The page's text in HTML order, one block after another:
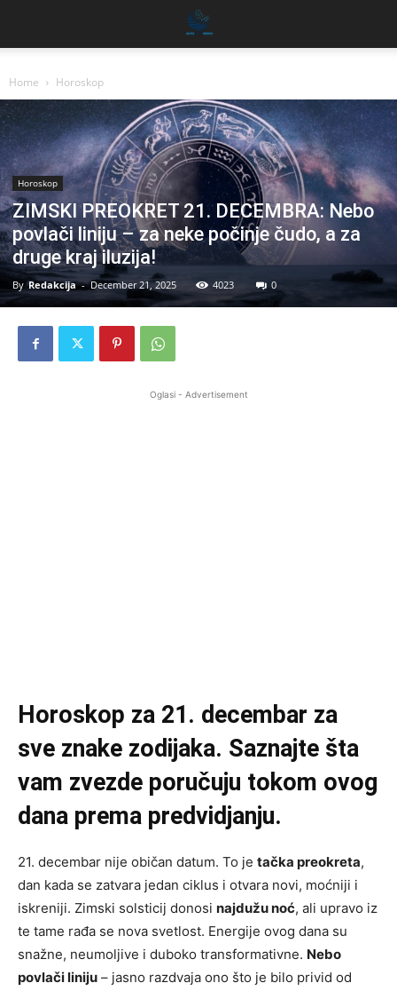
Home Horoskop
Horoskop
ZIMSKI PREOKRET 21. DECEMBRA: Nebo
povlači liniju – za neke počinje čudo, a za
druge kraj iluzija!
By Redakcija - December 21, 2025 4023 0
Oglasi - Advertisement
Horoskop za 21. decembar za
sve znake zodijaka. Saznajte šta
vam zvezde poručuju tokom ovog
dana prema predvidjanju.
21. decembar nije običan datum. To je tačka preokreta,
dan kada se zatvara jedan ciklus i otvara novi, moćniji i
iskreniji. Zimski solsticij donosi najdužu noć, ali upravo iz
te tame rađa se nova svetlost. Energije ovog dana su
snažne, neumoljive i duboko transformativne. Nebo
povlači liniju – jasno razdvaja ono što je bilo privid od